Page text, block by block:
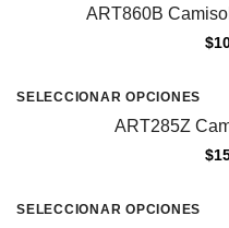
ART860B
$
REINGRESO
SELECCIONAR OPCIONES
ART285Z
$
REINGRESO
SELECCIONAR OPCIONES